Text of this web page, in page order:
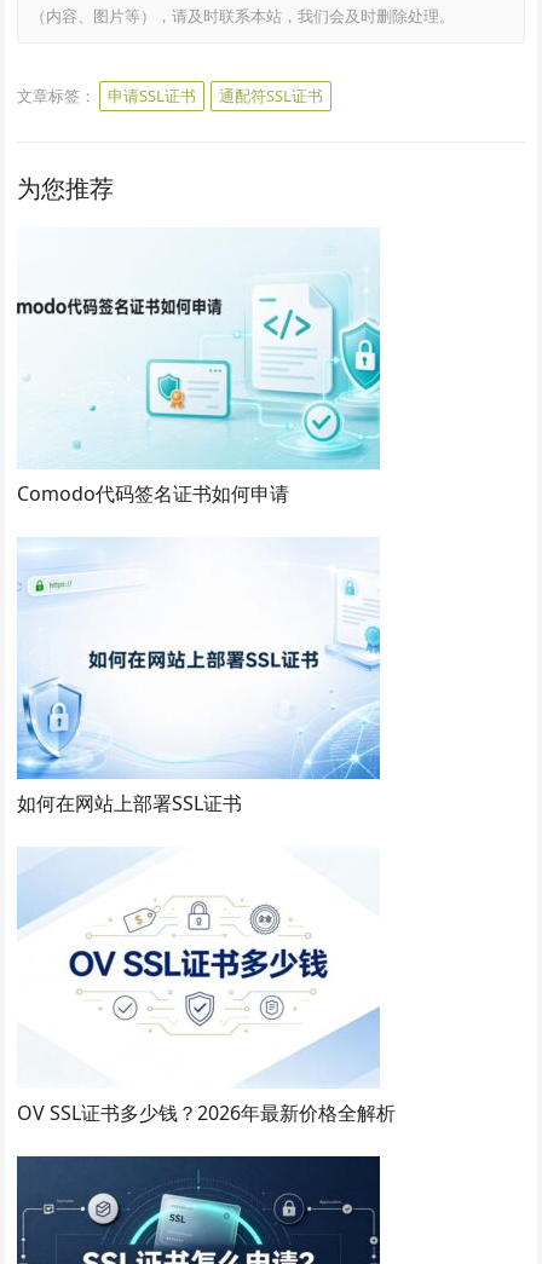
（内容、图片等），请及时联系本站，我们会及时删除处理。
文章标签： 申请SSL证书 通配符SSL证书
为您推荐
Comodo代码签名证书如何申请
如何在网站上部署SSL证书
OV SSL证书多少钱？2026年最新价格全解析